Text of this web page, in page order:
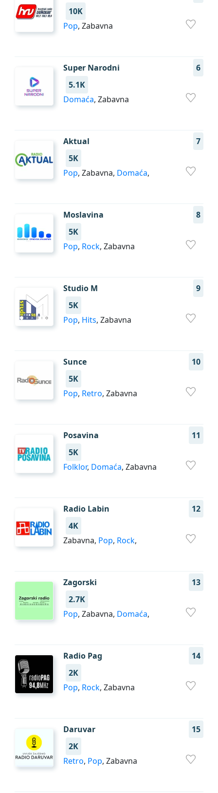
10K
Pop, Zabavna
Super Narodni
6
5.1K
Domaća, Zabavna
Aktual
7
5K
Pop, Zabavna, Domaća,
Moslavina
8
5K
Pop, Rock, Zabavna
Studio M
9
5K
Pop, Hits, Zabavna
Sunce
10
5K
Pop, Retro, Zabavna
Posavina
11
5K
Folklor, Domaća, Zabavna
Radio Labin
12
4K
Zabavna, Pop, Rock,
Zagorski
13
2.7K
Pop, Zabavna, Domaća,
Radio Pag
14
2K
Pop, Rock, Zabavna
Daruvar
15
2K
Retro, Pop, Zabavna